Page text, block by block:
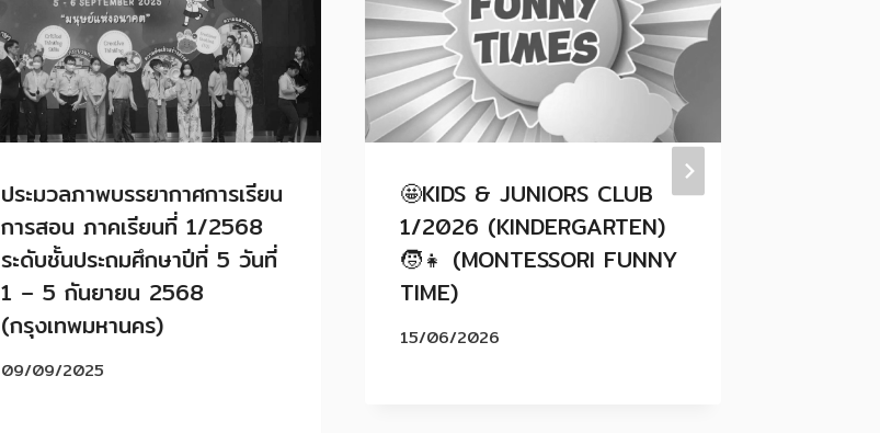
ประมวลภาพบรรยากาศการเรียน
การสอน ภาคเรียนที่ 1/2568
ระดับชั้นประถมศึกษาปีที่ 5 วันที่
1 – 5 กันยายน 2568
(กรุงเทพมหานคร)
09/09/2025
🤩KIDS & JUNIORS CLUB
1/2026 (KINDERGARTEN)
🧒👧 (MONTESSORI FUNNY
TIME)
15/06/2026